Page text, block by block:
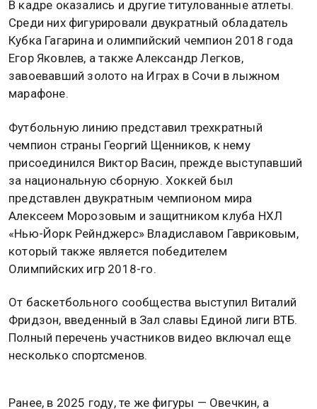
В кадре оказались и другие титулованные атлеты.
Среди них фигурировали двукратный обладатель
Кубка Гагарина и олимпийский чемпион 2018 года
Егор Яковлев, а также Александр Легков,
завоевавший золото на Играх в Сочи в лыжном
марафоне.
Футбольную линию представил трехкратный
чемпион страны Георгий Щенников, к нему
присоединился Виктор Васин, прежде выступавший
за национальную сборную. Хоккей был
представлен двукратным чемпионом мира
Алексеем Морозовым и защитником клуба НХЛ
«Нью-Йорк Рейнджерс» Владиславом Гавриковым,
который также является победителем
Олимпийских игр 2018-го.
От баскетбольного сообщества выступил Виталий
Фридзон, введенный в Зал славы Единой лиги ВТБ.
Полный перечень участников видео включал еще
несколько спортсменов.
Ранее, в 2025 году, те же фигуры — Овечкин, а